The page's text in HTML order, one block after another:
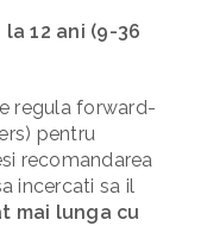
12 ani (9-36
regula forward-
pentru
recomandarea
incercati sa il
mai lunga cu